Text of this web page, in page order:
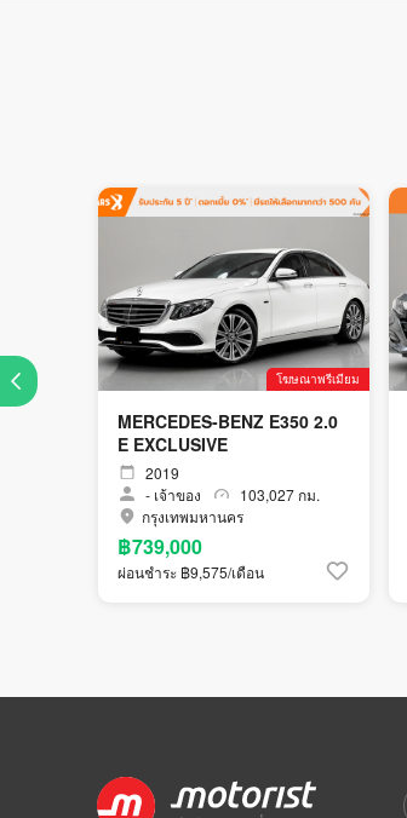
โฆษณาพรีเมียม
MERCEDES-BENZ E350 2.0
E EXCLUSIVE
2019
- เจ้าของ
103,027 กม.
กรุงเทพมหานคร
฿739,000
ผ่อนชำระ ฿9,575/เดือน